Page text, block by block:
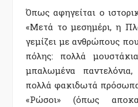
Όπως αφηγείται ο
«Μετά το μεσημέρι, η
γεμίζει με ανθρώπους
πόλης: πολλά
μπαλωμένα
πολλά φακιδωτά
«Ρώσοι» (όπως